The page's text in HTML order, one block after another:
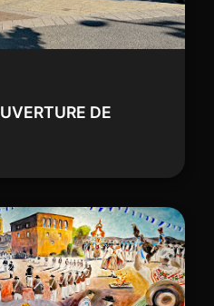
DE